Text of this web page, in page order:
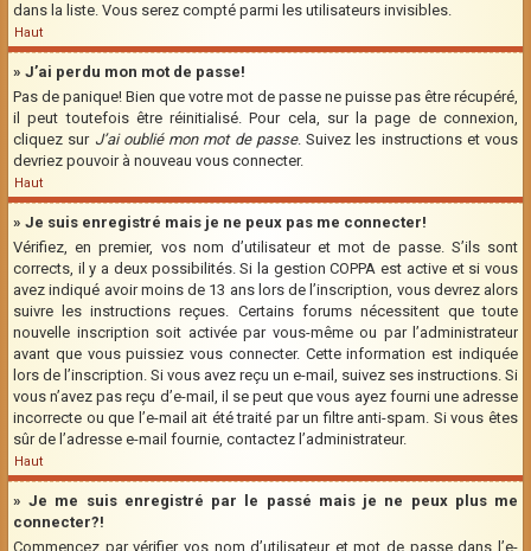
dans la liste. Vous serez compté parmi les utilisateurs invisibles.
Haut
» J’ai perdu mon mot de passe!
Pas de panique! Bien que votre mot de passe ne puisse pas être récupéré,
il peut toutefois être réinitialisé. Pour cela, sur la page de connexion,
cliquez sur J’ai oublié mon mot de passe. Suivez les instructions et vous
devriez pouvoir à nouveau vous connecter.
Haut
» Je suis enregistré mais je ne peux pas me connecter!
Vérifiez, en premier, vos nom d’utilisateur et mot de passe. S’ils sont
corrects, il y a deux possibilités. Si la gestion COPPA est active et si vous
avez indiqué avoir moins de 13 ans lors de l’inscription, vous devrez alors
suivre les instructions reçues. Certains forums nécessitent que toute
nouvelle inscription soit activée par vous-même ou par l’administrateur
avant que vous puissiez vous connecter. Cette information est indiquée
lors de l’inscription. Si vous avez reçu un e-mail, suivez ses instructions. Si
vous n’avez pas reçu d’e-mail, il se peut que vous ayez fourni une adresse
incorrecte ou que l’e-mail ait été traité par un filtre anti-spam. Si vous êtes
sûr de l’adresse e-mail fournie, contactez l’administrateur.
Haut
» Je me suis enregistré par le passé mais je ne peux plus me
connecter?!
Commencez par vérifier vos nom d’utilisateur et mot de passe dans l’e-